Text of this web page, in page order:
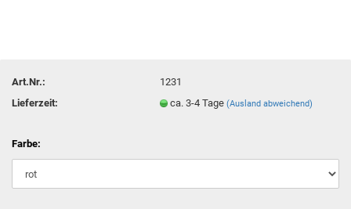
Art.Nr.:
1231
Lieferzeit:
ca. 3-4 Tage(Ausland abweichend)
Farbe: